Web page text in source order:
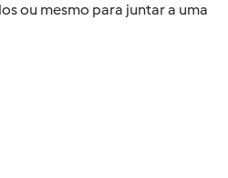
ou mesmo para juntar a uma